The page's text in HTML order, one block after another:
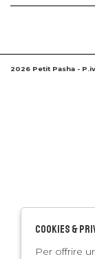
2026 Petit Pasha -
Cookies &
Per offrire